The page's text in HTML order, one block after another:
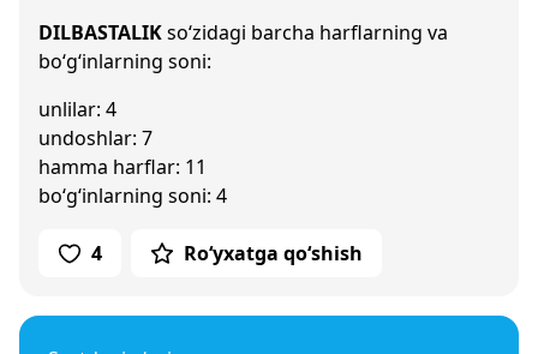
DILBASTALIKso‘zidagi barcha harflarning va
bo‘g‘inlarning soni:
unlilar: 4
undoshlar: 7
hamma harflar: 11
bo‘g‘inlarning soni: 4
4 Ro‘yxatga qo‘shish